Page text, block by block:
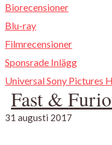
Biorecensioner
Blu-ray
Filmrecensioner
Sponsrade Inlägg
Universal Sony Pictures
Fast &
31 augusti 2017